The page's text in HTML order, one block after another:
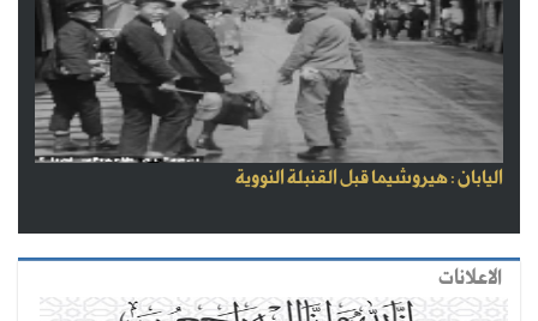
اليابان : هيروشيما قبل القنبلة النووية
الاعلانات